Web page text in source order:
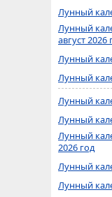
Лунный
Лунный
август 2026
Лунный
Лунный
Лунный
Лунный
Лунный
2026 год
Лунный
Лунный